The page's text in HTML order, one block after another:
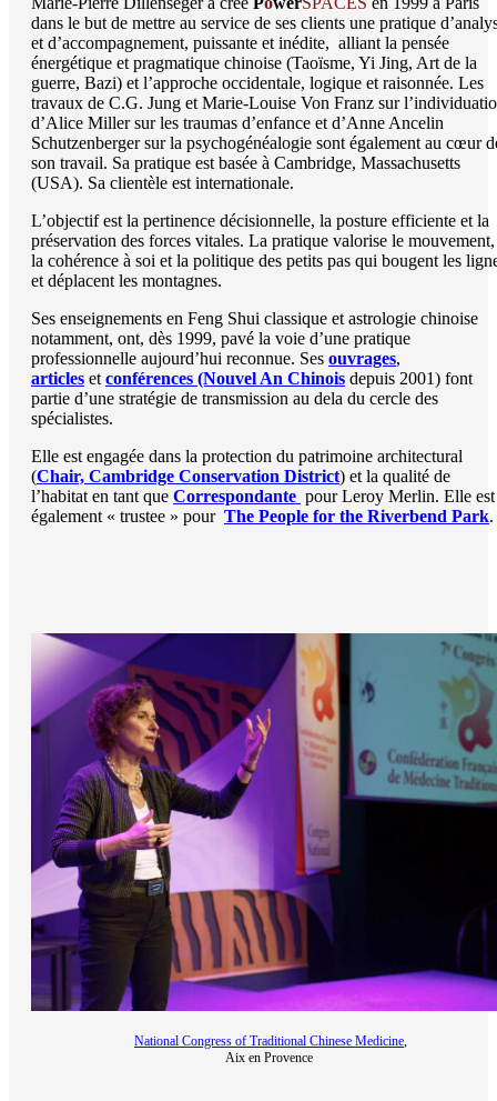
dans le but de mettre au service de ses clients une pratique
et d’accompagnement, puissante et inédite, alliant la pensée
énergétique et pragmatique chinoise (Taoïsme, Yi Jing, Art de la
guerre, Bazi) et l’approche occidentale, logique et raisonnée. Les
travaux de C.G. Jung et Marie-Louise Von Franz sur
d’Alice Miller sur les traumas d’enfance et d’Anne Ancelin
Schutzenberger sur la psychogénéalogie sont également au cœur
son travail. Sa pratique est basée à Cambridge, Massachusetts
(USA). Sa clientèle est internationale.
L’objectif est la pertinence décisionnelle, la posture efficiente et la
préservation des forces vitales. La pratique valorise le mouvement,
la cohérence à soi et la politique des petits pas qui bougent les
et déplacent les montagnes.
Ses enseignements en Feng Shui classique et astrologie chinoise
notamment, ont, dès 1999, pavé la voie d’une pratique
professionnelle aujourd’hui reconnue. Ses ouvrages,
articles et conférences (Nouvel An Chinois depuis 2001) font
partie d’une stratégie de transmission au dela du cercle des
spécialistes.
Elle est engagée dans la protection du patrimoine architectural
(Chair, Cambridge Conservation District) et la qualité de
l’habitat en tant que Correspondante pour Leroy Merlin. Elle est
également « trustee » pour The People for the Riverbend Park.
National Congress of Traditional Chinese Medicine,
Aix en Provence